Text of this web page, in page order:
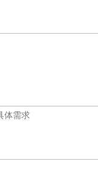
体需求